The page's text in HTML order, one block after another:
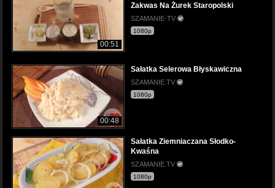
00:51
Zakwas Na Żurek Staropolski
SZAMANIE-TV
1080p
00:48
Sałatka Selerowa Błyskawiczna
SZAMANIE.TV
1080p
Sałatka Ziemniaczana Słodko-
Kwaśna
SZAMANIE.TV
1080p